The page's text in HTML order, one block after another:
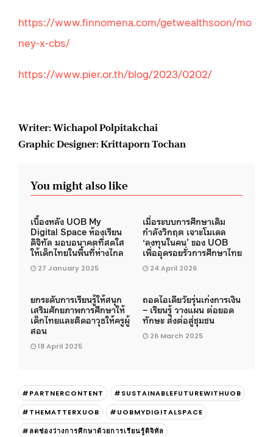
https://www.finnomena.com/getwealthsoon/mo
ney-x-cbs/
https://www.pier.or.th/blog/2023/0202/
Writer: Wichapol Polpitakchai
Graphic Designer: Krittaporn Tochan
You might also like
เบื้องหลัง UOB My
Digital Space ห้องเรียน
ดิจิทัล มอบอนาคตที่สดใส
ให้เด็กไทยในพื้นที่ห่างไกล
27 January 2025
เมื่อระบบการศึกษาเดิม
กำลังวิกฤต เจาะโมเดล
‘ลงทุนในคน’ ของ UOB
เพื่ออุดรอยรั่วการศึกษาไทย
24 April 2026
ยกระดับการเรียนรู้ให้สนุก
เสริมศักยภาพการศึกษาให้
เด็กไทยและติดอาวุธให้ครูผู้
สอน
18 April 2025
ถอดไอเดียวัยรุ่นเก่งการเงิน
– เรียนรู้ วางแผน ต่อยอด
ทักษะ ส่งต่อสู่ชุมชน
26 March 2025
#PARTNERCONTENT
#SUSTAINABLEFUTUREWITHUOB
#THEMATTERXUOB
#UOBMYDIGITALSPACE
#ลดช่องว่างการศึกษาด้วยการเรียนรู้ดิจิทัล